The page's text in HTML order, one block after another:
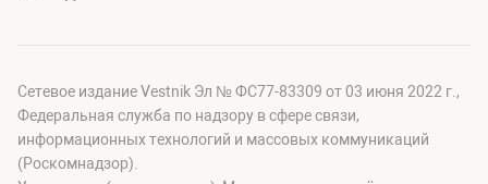
Сетевое издание Vestnik Эл № ФС77-83309 от 03 июня 2022 г.,
Федеральная служба по надзору в сфере связи,
информационных технологий и массовых коммуникаций
(Роскомнадзор).